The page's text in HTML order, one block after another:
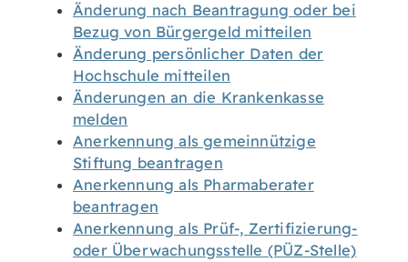
Änderung nach Beantragung oder bei
Bezug von Bürgergeld mitteilen
Änderung persönlicher Daten der
Hochschule mitteilen
Änderungen an die Krankenkasse
melden
Anerkennung als gemeinnützige
Stiftung beantragen
Anerkennung als Pharmaberater
beantragen
Anerkennung als Prüf-, Zertifizierung-
oder Überwachungsstelle (PÜZ-Stelle)